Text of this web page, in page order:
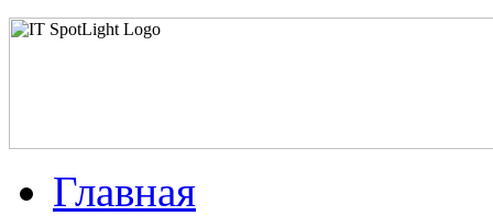
Главная